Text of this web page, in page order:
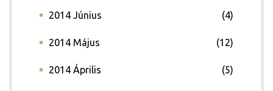
2014 Június (4)
2014 Május (12)
2014 Április (5)